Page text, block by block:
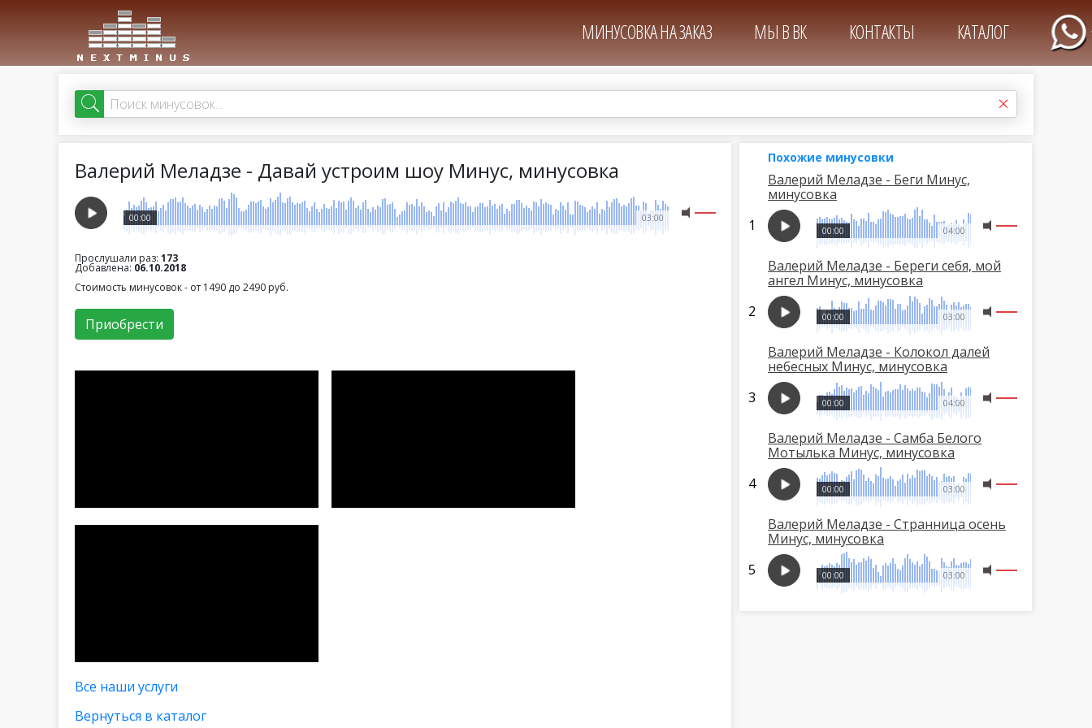
МИНУСОВКА НА ЗАКАЗ МЫ В ВК КОНТАКТЫ КАТАЛОГ
Валерий Меладзе - Давай устроим шоу Минус, минусовка
03:00
00:00
Прослушали раз: 173
Добавлена: 06.10.2018
Стоимость минусовок - от 1490 до 2490 руб.
Приобрести
Все наши услуги
Вернуться в каталог
Похожие минусовки
Валерий Меладзе - Беги Минус,
минусовка
04:00
00:00
Валерий Меладзе - Береги себя, мой
ангел Минус, минусовка
03:00
00:00
Валерий Меладзе - Колокол далей
небесных Минус, минусовка
04:00
00:00
Валерий Меладзе - Самба Белого
Мотылька Минус, минусовка
03:00
00:00
Валерий Меладзе - Странница осень
Минус, минусовка
03:00
00:00